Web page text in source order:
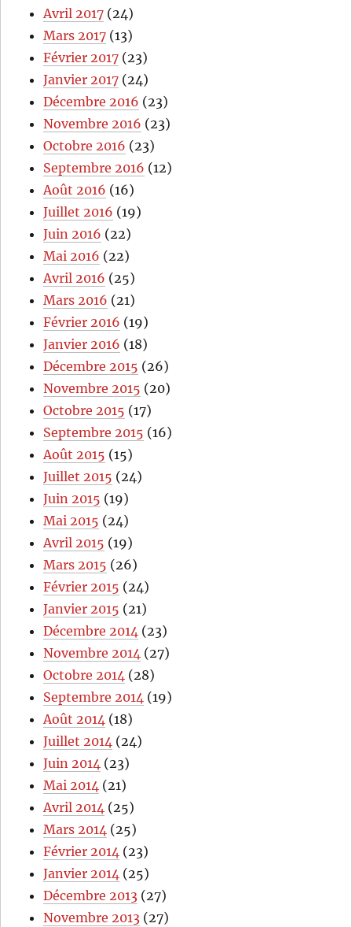
Avril 2017 (24)
Mars 2017 (13)
Février 2017 (23)
Janvier 2017 (24)
Décembre 2016 (23)
Novembre 2016 (23)
Octobre 2016 (23)
Septembre 2016 (12)
Août 2016 (16)
Juillet 2016 (19)
Juin 2016 (22)
Mai 2016 (22)
Avril 2016 (25)
Mars 2016 (21)
Février 2016 (19)
Janvier 2016 (18)
Décembre 2015 (26)
Novembre 2015 (20)
Octobre 2015 (17)
Septembre 2015 (16)
Août 2015 (15)
Juillet 2015 (24)
Juin 2015 (19)
Mai 2015 (24)
Avril 2015 (19)
Mars 2015 (26)
Février 2015 (24)
Janvier 2015 (21)
Décembre 2014 (23)
Novembre 2014 (27)
Octobre 2014 (28)
Septembre 2014 (19)
Août 2014 (18)
Juillet 2014 (24)
Juin 2014 (23)
Mai 2014 (21)
Avril 2014 (25)
Mars 2014 (25)
Février 2014 (23)
Janvier 2014 (25)
Décembre 2013 (27)
Novembre 2013 (27)